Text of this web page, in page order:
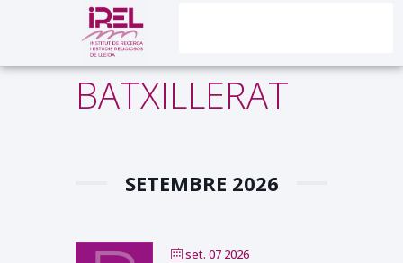
BATXILLERAT
SETEMBRE 2026
set. 07 2026